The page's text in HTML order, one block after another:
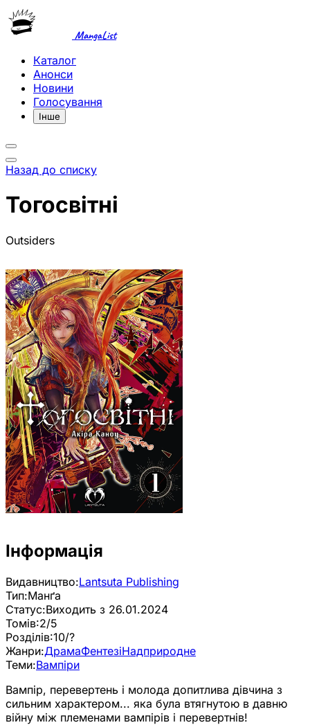
MangaList
Каталог
Анонси
Новини
Голосування
Інше
Назад до списку
Тогосвітні
Outsiders
Інформація
Видавництво:Lantsuta Publishing
Тип:Манґа
Статус:Виходить з 26.01.2024
Томів:2/5
Розділів:10/?
Жанри:ДрамаФентезіНадприродне
Теми:Вампіри
Вампір, перевертень і молода допитлива дівчина з
сильним характером... яка була втягнутою в давню
війну між племенами вампірів і перевертнів!